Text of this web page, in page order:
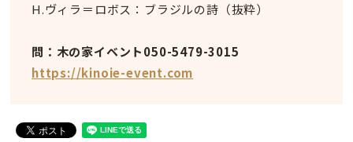
H.ヴィラ＝ロボス：ブラジルの詩（抜粋）
問：木の家イベント050-5479-3015
https://kinoie-event.com